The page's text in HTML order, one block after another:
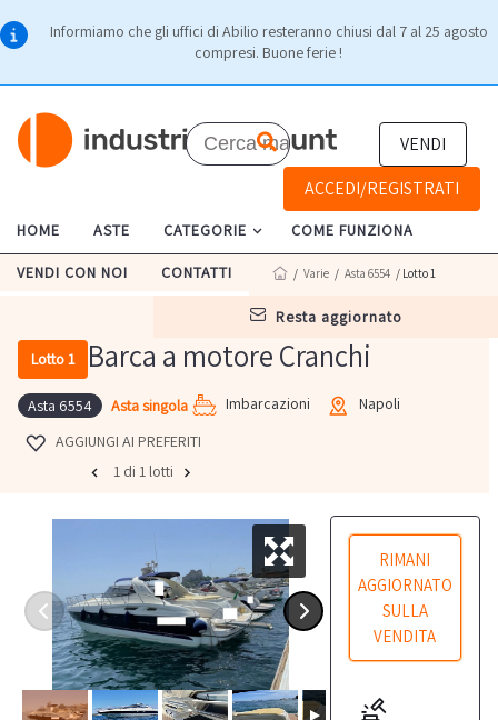
Informiamo che gli uffici di Abilio resteranno chiusi dal 7 al 25 agosto
compresi. Buone ferie !
VENDI
ACCEDI/REGISTRATI
HOME ASTE CATEGORIE COME FUNZIONA
VENDI CON NOI CONTATTI
resta aggiornato
/ Varie / Asta 6554 / Lotto 1
Lotto 1 Barca a motore Cranchi
Asta 6554 Asta singola Imbarcazioni
Napoli
AGGIUNGI AI PREFERITI
1 di 1 lotti
RIMANI
AGGIORNATO
SULLA
VENDITA